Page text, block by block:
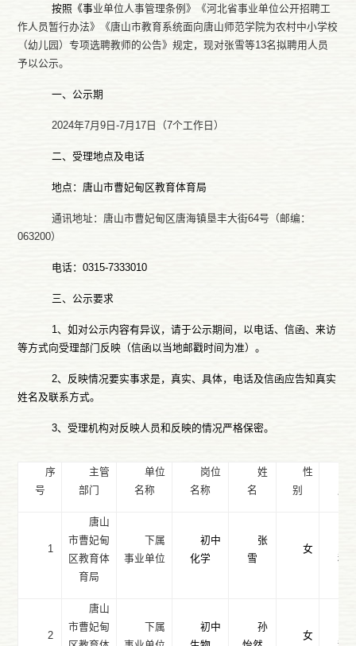
按照 《事业单位人事管理条例》《河北省事业单位公开招聘工
作人员暂行办法》《唐山市教育系统面向唐山师范学院为农村中小学校
（幼儿园）专项选聘教师的公告》规定，现对张雪等13名拟聘用人员
予以公示。
一、公示期
2024年7月9日-7月17日（7个工作日）
二、受理地点及电话
地点：唐山市曹妃甸区教育体育局
通讯地址：唐山市曹妃甸区唐海镇垦丰大街64号（邮编：
063200）
电话：0315-7333010
三、公示要求
1、如对公示内容有异议，请于公示期间，以电话、信函、来访
等方式向受理部门反映（信函以当地邮戳时间为准）。
2、反映情况要实事求是，真实、具体，电话及信函应告知真实
姓名及联系方式。
3、受理机构对反映人员和反映的情况严格保密。
序
号
主管
部门
单位
名称
岗位
名称
姓
名
性
别
1
唐山
市曹妃甸
区教育体
育局
下属
事业单位
初中
化学
张
雪
女
科
2
唐山
市曹妃甸
下属
初中
孙
女